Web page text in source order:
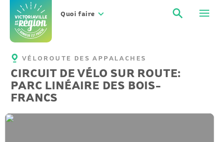
contenu
Quoi faire
VÉLOROUTE DES APPALACHES
CIRCUIT DE VÉLO SUR ROUTE:
PARC LINÉAIRE DES BOIS-
FRANCS